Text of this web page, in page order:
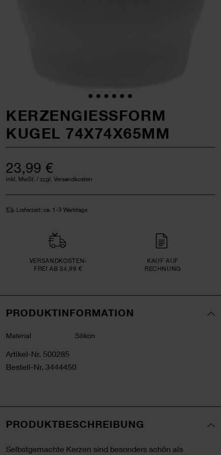
KERZENGIESSFORM K
UGEL 74X74X65MM
23,99 €
inkl. MwSt. / zzgl. Versandkosten
Lieferzeit: ca. 1-3 Werktage
VERSAND­KOSTEN­
FREI AB 34,99 €
KAUF AUF
RECHNUNG
PRODUKTINFORMATION
Material Silikon
Artikel-Nr. 500285
Bestell-Nr. 3444450
PRODUKTBESCHREIBUNG
Selbstgemachte Kerzen sind besonders schön als